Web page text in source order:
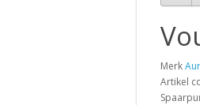
Merk
Artikel